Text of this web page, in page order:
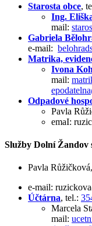
Starosta obce,
Ing.
mail:
Gabriela
e-mail:
Matrika,
Ivona
mail:
Odpadové
Pavla
emaI:
Služby Dolní Žandov
Pavla
e-mail:
Účtárna, tel.:
Marcela
mail: